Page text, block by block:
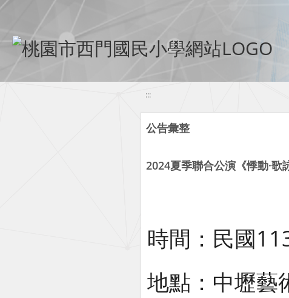
移至網頁之主要內容區位置
:::
公告彙整
2024夏季聯合公演《悸動·歌
時間：民國
地點：中壢藝